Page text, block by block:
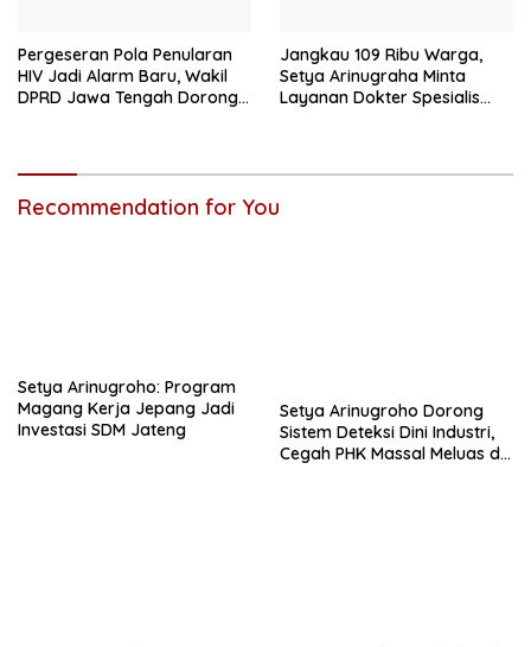
Pergeseran Pola Penularan
HIV Jadi Alarm Baru, Wakil
DPRD Jawa Tengah Dorong
Jangkau 109 Ribu Warga,
Setya Arinugraha Minta
Layanan Dokter Spesialis
Recommendation for You
Setya Arinugroho: Program
Magang Kerja Jepang Jadi
Investasi SDM Jateng
Setya Arinugroho Dorong
Sistem Deteksi Dini Industri,
Cegah PHK Massal Meluas di